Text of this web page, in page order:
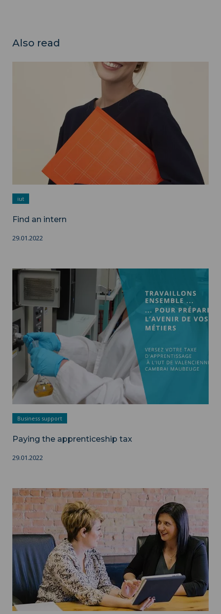
Also read
iut
Find an intern
29.01.2022
Paying the apprenticeship tax ">
TAXE IUT 2025 - IUT
Business support
Paying the apprenticeship tax
29.01.2022
Benefits ">